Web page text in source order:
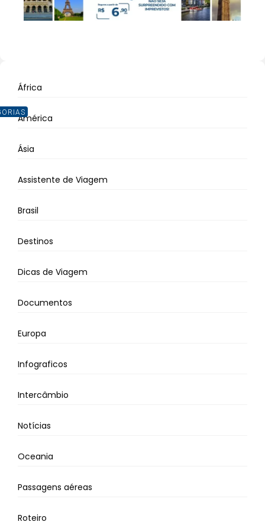
África
América
Ásia
Assistente de Viagem
Brasil
Destinos
Dicas de Viagem
Documentos
Europa
Infograficos
Intercâmbio
Notícias
Oceania
Passagens aéreas
Roteiro